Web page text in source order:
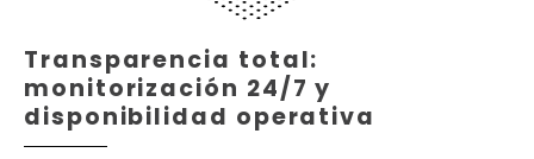
Transparencia total:
monitorización 24/7 y
disponibilidad operativa